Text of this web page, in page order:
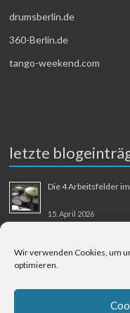
Wir verwenden Cookies, um
optimieren.
drumsberlin.de
360-Berlin.de
tango-weekend.com
letzte
Die 4 Arbeitsfelder
15. April 2026
31. August 2025
Berliner Flughafen